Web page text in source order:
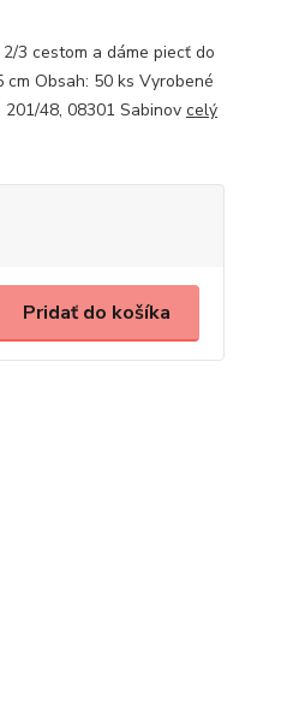
3 cestom a dáme piecť do
cm Obsah: 50 ks Vyrobené
201/48, 08301 Sabinov celý
Pridať do košíka